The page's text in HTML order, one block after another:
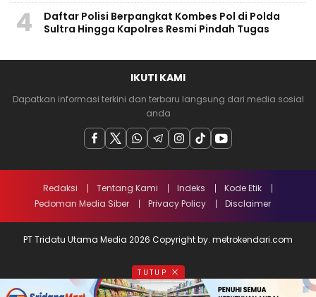
4
Daftar Polisi Berpangkat Kombes Pol di Polda
Sultra Hingga Kapolres Resmi Pindah Tugas
IKUTI KAMI
Dapatkan informasi terkini dan terbaru langsung dari media sosial
anda
Redaksi Tentang Kami Indeks
Kode Etik
Pedoman Media Siber
Privacy Policy Disclaimer
PT Tridatu Utama Media 2026 Copyright by. metrokendari.com
TUTUP